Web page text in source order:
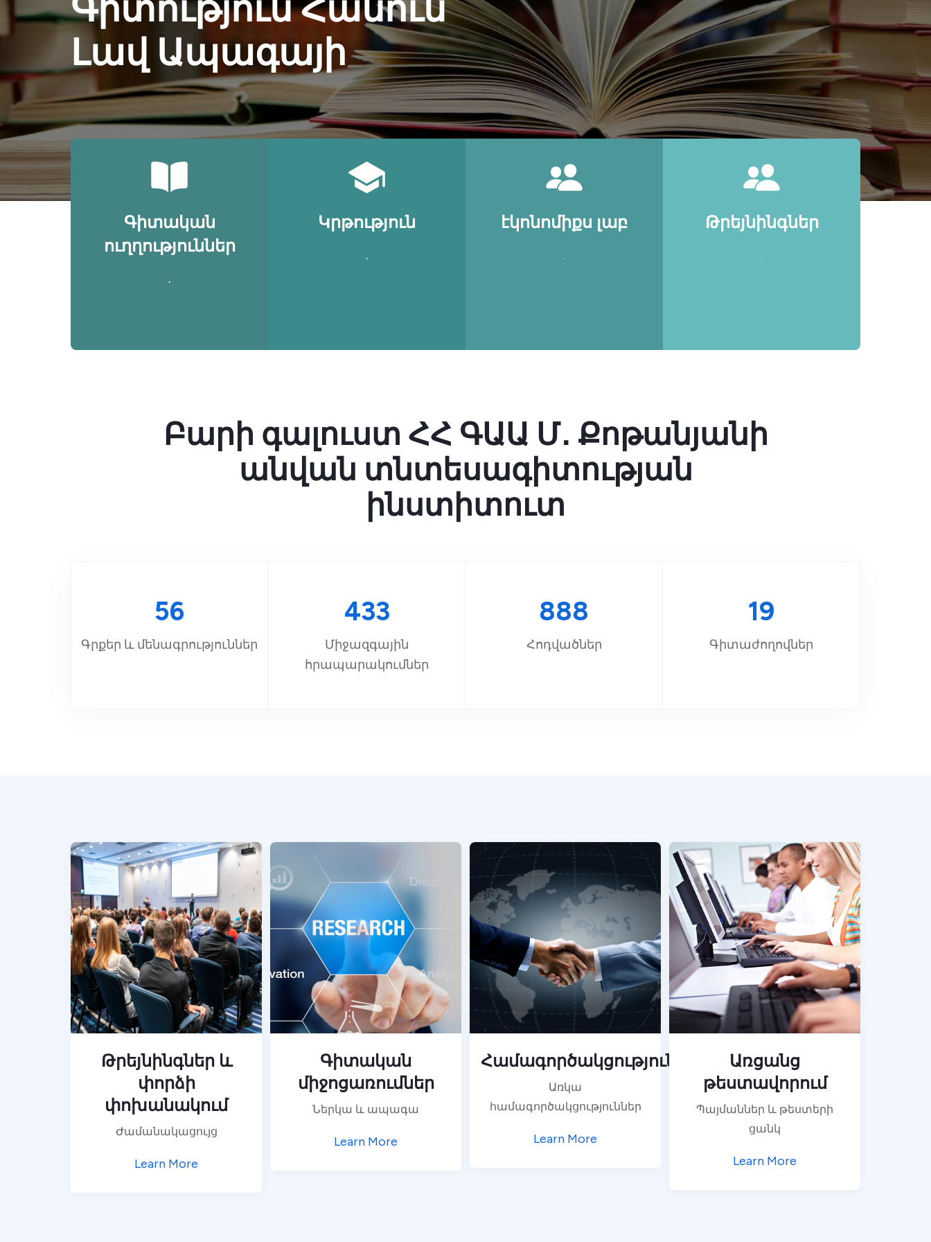
Գիտություն Հանուն
Լավ Ապագայի
Գիտական
ուղղություններ
․
Կրթություն
․
էկոնոմիքս լաբ
.
Թրեյնինգներ
.
Բարի գալուստ ՀՀ ԳԱԱ Մ․ Քոթանյանի
անվան տնտեսագիտության
ինստիտուտ
77
Գրքեր և մենագրություններ
599
Միջազգային
հրապարակումներ
1234
Հոդվածներ
26
Գիտաժողովներ
Թրեյնինգներ և
փորձի
փոխանակում
Ժամանակացույց
Learn More
Գիտական
միջոցառումներ
Ներկա և ապագա
Learn More
Համագործակցություն
Առկա
համագործակցություններ
Learn More
Առցանց
թեստավորում
Պայմաններ և թեստերի
ցանկ
Learn More